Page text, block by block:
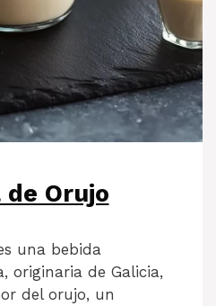
de Orujo
una bebida
originaria de Galicia,
del orujo, un